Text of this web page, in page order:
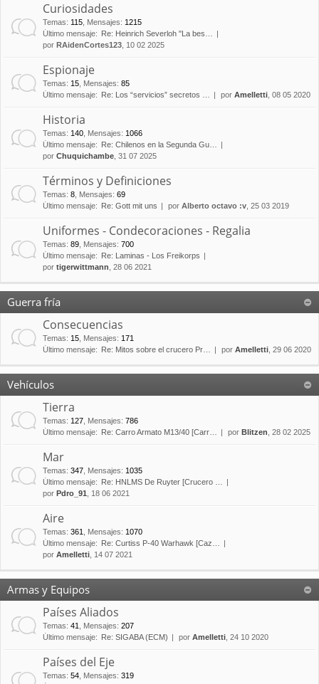
Curiosidades
Temas: 115 Mensajes: 1215
Último mensaje:
Re: Heinrich Severloh "La bes…
por RAidenCortes123 , 10 02 2025
Espionaje
Temas: 15 Mensajes: 85
Último mensaje:
Re: Los “servicios” secretos … por Amelletti , 08 05 2020
Historia
Temas: 140 Mensajes: 1066
Último mensaje:
Re: Chilenos en la Segunda Gu…
por Chuquichambe , 31 07 2025
Términos y Definiciones
Temas: 8 Mensajes: 69
Último mensaje:
Re: Gott mit uns por Alberto octavo :v , 25 03 2019
Uniformes - Condecoraciones - Regalia
Temas: 89 Mensajes: 700
Último mensaje:
Re: Laminas - Los Freikorps
por tigerwittmann , 28 06 2021
Guerra fría
Consecuencias
Temas: 15 Mensajes: 171
Último mensaje:
Re: Mitos sobre el crucero Pr… por Amelletti , 29 06 2020
Vehículos
Tierra
Temas: 127 Mensajes: 786
Último mensaje:
Re: Carro Armato M13/40 [Carr… por Blitzen , 28 02 2025
Mar
Temas: 347 Mensajes: 1035
Último mensaje:
Re: HNLMS De Ruyter [Crucero …
por Pdro_91 , 18 06 2021
Aire
Temas: 361 Mensajes: 1070
Último mensaje:
Re: Curtiss P-40 Warhawk [Caz…
por Amelletti , 14 07 2021
Armas y Equipos
Países Aliados
Temas: 41 Mensajes: 207
Último mensaje:
Re: SIGABA (ECM) por Amelletti , 24 10 2020
Países del Eje
Temas: 54 Mensajes: 319